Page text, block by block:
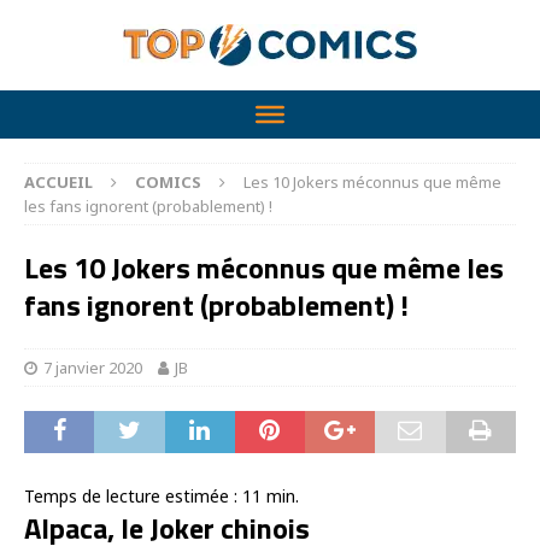
ACCUEIL COMICS
Les 10 Jokers méconnus que même
les fans ignorent (probablement) !
Les 10 Jokers méconnus que même les
fans ignorent (probablement) !
7 janvier 2020 JB
Temps de lecture estimée : 11 min.
Alpaca, le Joker chinois